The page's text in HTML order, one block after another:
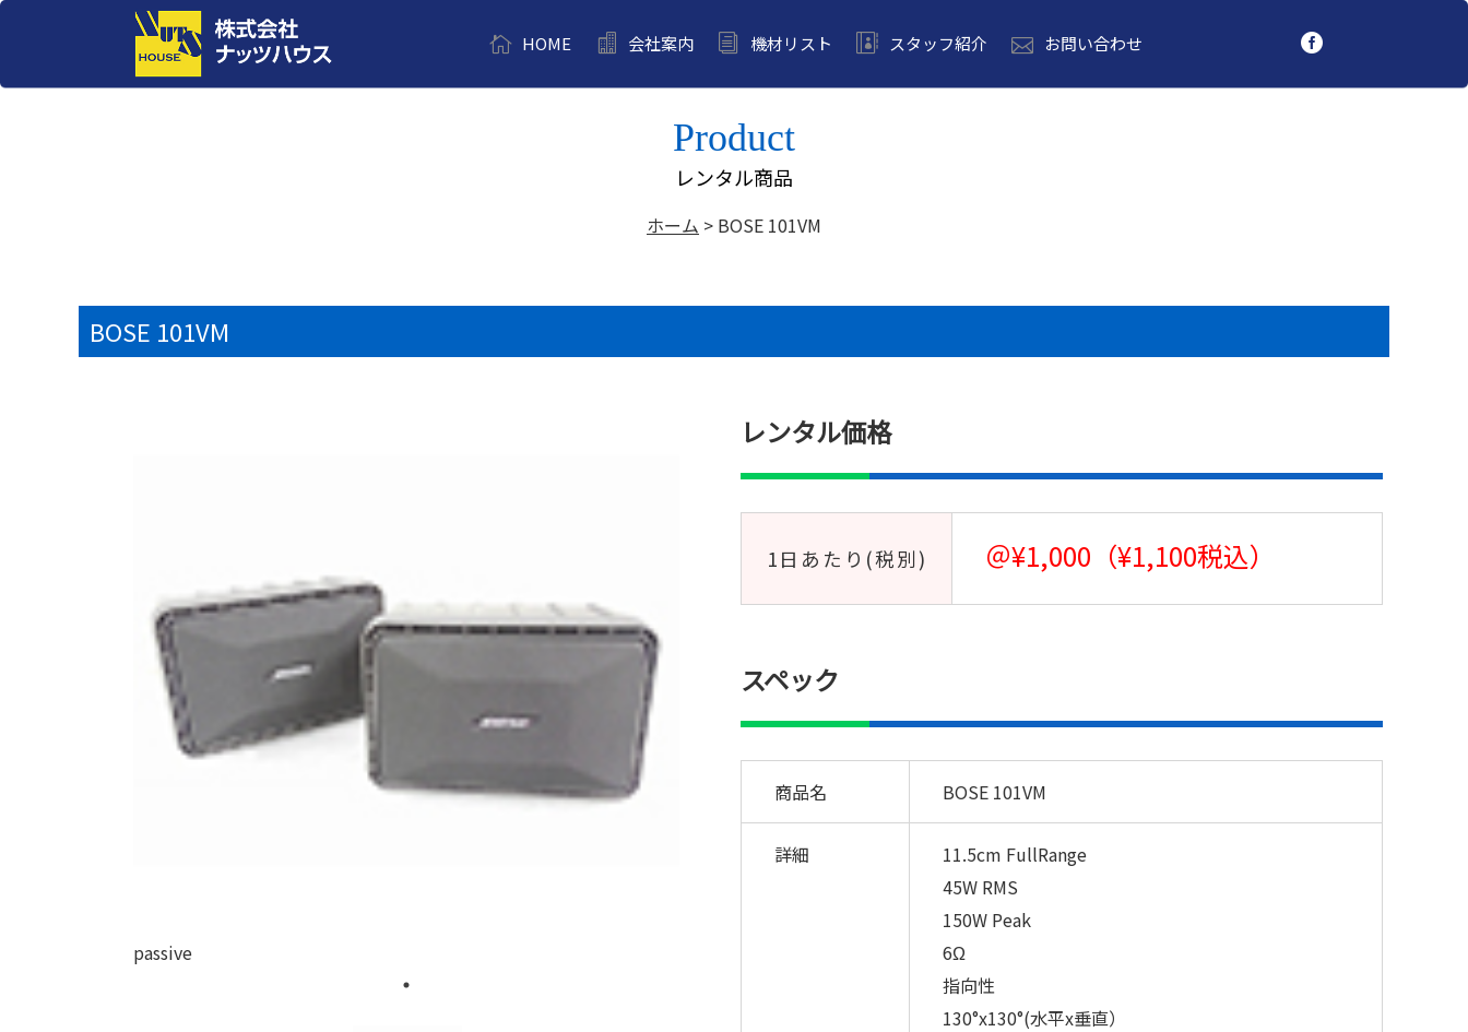
HOME 会社案内 機材リスト スタッフ紹介 お問い合わせ
Product
レンタル商品
ホーム > BOSE 101VM
BOSE 101VM
passive
レンタル価格
1日あたり(税別) ＠¥1,000（¥1,100税込）
スペック
商品名 BOSE 101VM
詳細
11.5cm FullRange
45W RMS
150W Peak
6Ω
指向性
130°x130°(水平x垂直）